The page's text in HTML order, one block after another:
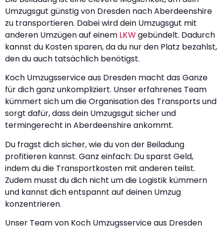
Umzugsgut günstig von Dresden nach Aberdeenshire
zu transportieren. Dabei wird dein Umzugsgut mit
anderen Umzügen auf einem LKWgebündelt. Dadurch
kannst du Kosten sparen, da du nur den Platz bezahlst,
den du auch tatsächlich benötigst.
Koch Umzugsservice aus Dresden macht das Ganze
für dich ganz unkompliziert. Unser erfahrenes Team
kümmert sich um die Organisation des Transports und
sorgt dafür, dass dein Umzugsgut sicher und
termingerecht in Aberdeenshire ankommt.
Du fragst dich sicher, wie du von der Beiladung
profitieren kannst. Ganz einfach: Du sparst Geld,
indem du die Transportkosten mit anderen teilst.
Zudem musst du dich nicht um die Logistik kümmern
und kannst dich entspannt auf deinen Umzug
konzentrieren.
Unser Team von Koch Umzugsservice aus Dresden